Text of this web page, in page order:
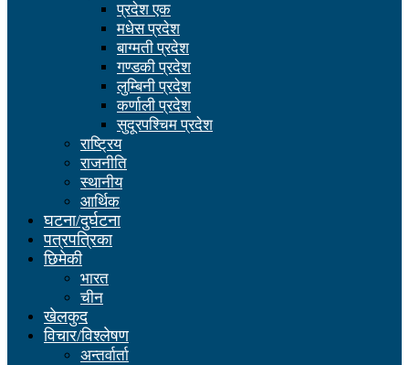
प्रदेश एक
मधेस प्रदेश
बाग्मती प्रदेश
गण्डकी प्रदेश
लुम्बिनी प्रदेश
कर्णाली प्रदेश
सुदूरपश्चिम प्रदेश
राष्ट्रिय
राजनीति
स्थानीय
आर्थिक
घटना/दुर्घटना
पत्रपत्रिका
छिमेकी
भारत
चीन
खेलकुद
विचार/विश्लेषण
अन्तर्वार्ता